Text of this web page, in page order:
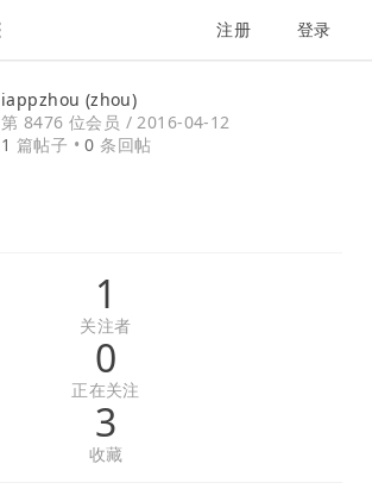
注册 登录
iappzhou (zhou)
第 8476 位会员 /2016-04-12
1 篇帖子 •0 条回帖
1
关注者
0
正在关注
3
收藏